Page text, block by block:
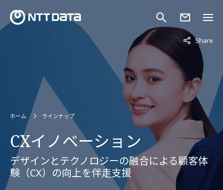
Share
非表示中
ホーム ラインナップ
CXイノベーション
デザインとテクノロジーの融合による顧客体
験（CX）の向上を伴走支援